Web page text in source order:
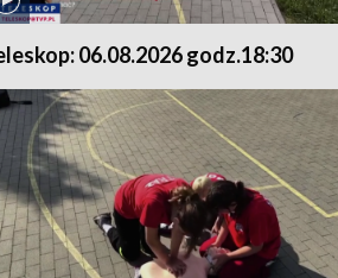
06.08.2026 godz.18:30